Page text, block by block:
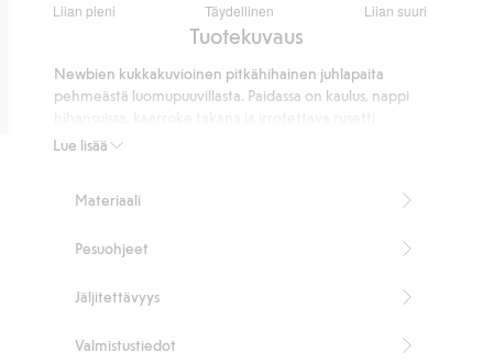
Liian pieni Täydellinen Liian suuri
/
ääneen
Tuotekuvaus
Lue lisää
Newbien kukkakuvioinen pitkähihainen juhlapaita
pehmeästä luomupuuvillasta. Paidassa on kaulus, nappi
Klassinen ja ajaton malli kestävistä materiaaleista – sopii
100 % luomupuuvillaa.
Luomupuuvilla – GOTS
Materiaali
Pesuohjeet
Jäljitettävyys
Valmistustiedot